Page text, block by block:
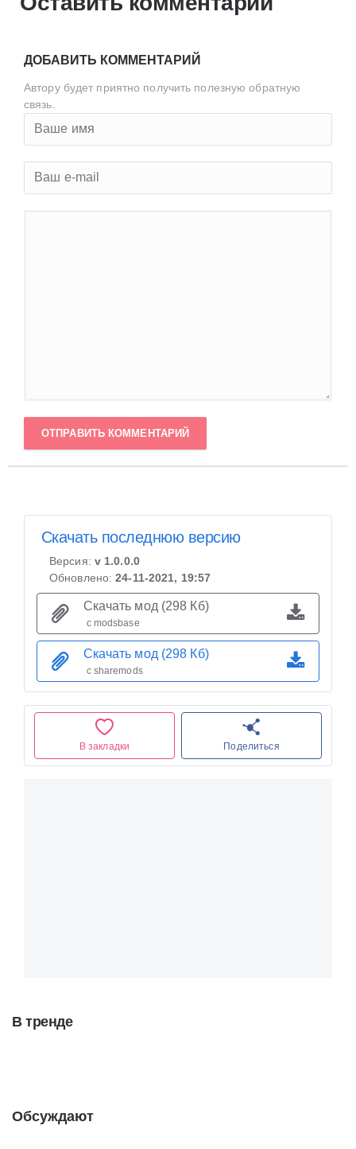
ДОБАВИТЬ КОММЕНТАРИЙ
Автору будет приятно получить полезную обратную
связь.
ОТПРАВИТЬ КОММЕНТАРИЙ
В закладки Поделиться
Скачать последнюю версию
Версия: v 1.0.0.0
Обновлено:24-11-2021, 19:57
Скачать мод (298 Кб)
с modsbase
Скачать мод (298 Кб)
с sharemods
В тренде
Обсуждают